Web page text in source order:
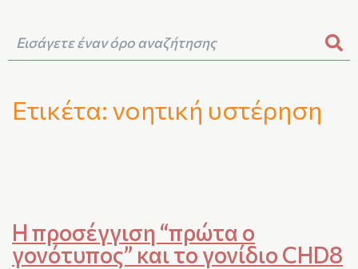
Ετικέτα: νοητική υστέρηση
Η προσέγγιση “πρώτα ο
γονότυπος” και το γονίδιο CHD8